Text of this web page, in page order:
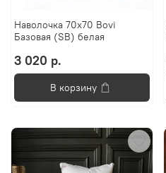
Наволочка 70х70 Bovi
Базовая (SB) белая
3 020 р.
В корзину